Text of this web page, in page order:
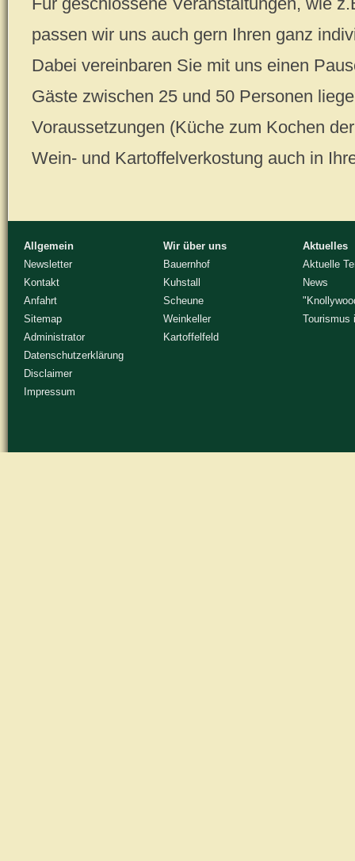
passen wir uns auch gern Ihren ganz
Dabei vereinbaren Sie mit uns einen
Gäste zwischen 25 und 50 Personen
Voraussetzungen (Küche zum Kochen
Wein- und Kartoffelverkostung auch in
Allgemein
Newsletter
Kontakt
Anfahrt
Sitemap
Administrator
Datenschutzerklärung
Disclaimer
Impressum
Wir über uns
Bauernhof
Kuhstall
Scheune
Weinkeller
Kartoffelfeld
Aktuelles
Aktuelle
News
Tourismus